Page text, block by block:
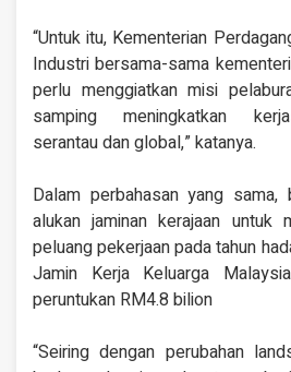
“Untuk itu, Kementerian
Industri bersama-sama
perlu menggiatkan misi
samping meningkatkan
serantau dan global,” katanya.
Dalam perbahasan yang sama,
alukan jaminan kerajaan untuk
peluang pekerjaan pada tahun
Jamin Kerja Keluarga
peruntukan RM4.8 bilion
“Seiring dengan perubahan